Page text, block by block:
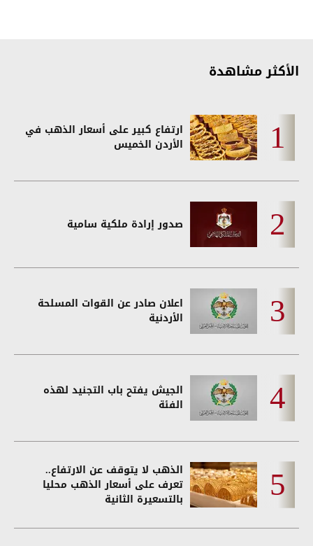
الأكثر مشاهدة
ارتفاع كبير على أسعار الذهب في
الأردن الخميس
صدور إرادة ملكية سامية
اعلان صادر عن القوات المسلحة
الأردنية
الجيش يفتح باب التجنيد لهذه
الفئة
الذهب لا يتوقف عن الارتفاع..
تعرف على أسعار الذهب محليا
بالتسعيرة الثانية